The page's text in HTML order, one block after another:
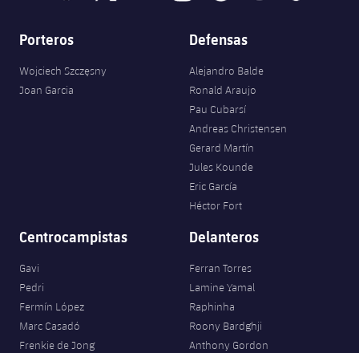
Porteros
Wojciech Szczęsny
Joan Garcia
Defensas
Alejandro Balde
Ronald Araujo
Pau Cubarsí
Andreas Christensen
Gerard Martín
Jules Kounde
Eric García
Héctor Fort
Centrocampistas
Gavi
Pedri
Fermín López
Marc Casadó
Frenkie de Jong
Delanteros
Ferran Torres
Lamine Yamal
Raphinha
Roony Bardghji
Anthony Gordon